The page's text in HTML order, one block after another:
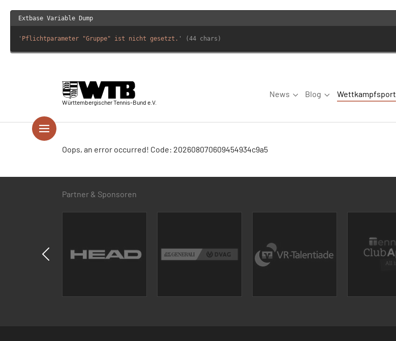
Extbase Variable Dump
' Pflichtparameter "Gruppe" ist nicht gesetzt. ' (44 chars)
Württembergischer Tennis-Bund e.V.
News
Submenu for "News"
Blog
Submenu for "Blog"
Wettkampfsport
Oops, an error occurred! Code: 202608070609454934c9a5
Partner & Sponsoren